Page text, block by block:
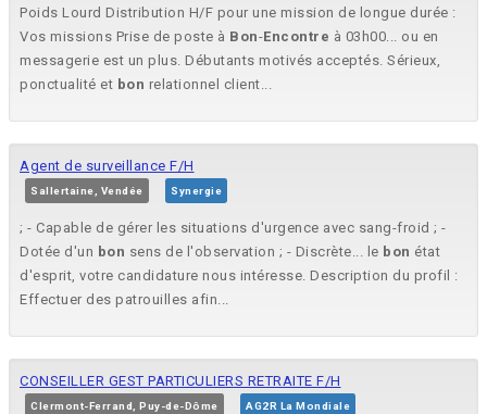
Poids Lourd Distribution H/F pour une mission de longue durée :
Vos missions Prise de poste à Bon-Encontre à 03h00... ou en
messagerie est un plus. Débutants motivés acceptés. Sérieux,
ponctualité et bon relationnel client...
Agent de surveillance F/H
Sallertaine, Vendée Synergie
; - Capable de gérer les situations d'urgence avec sang-froid ; -
Dotée d'un bon sens de l'observation ; - Discrète... le bon état
d'esprit, votre candidature nous intéresse. Description du profil :
Effectuer des patrouilles afin...
CONSEILLER GEST PARTICULIERS RETRAITE F/H
Clermont-Ferrand, Puy-de-Dôme AG2R La Mondiale